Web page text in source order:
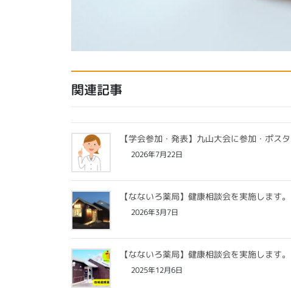
関連記事
【学会参加・発表】九山大会に参加・ポス
2026年7月22日
【なないろ薬局】健康相談会を実施します。
2026年3月7日
【なないろ薬局】健康相談会を実施します。
2025年12月6日